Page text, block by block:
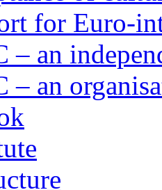
for Euro-
– an
– an